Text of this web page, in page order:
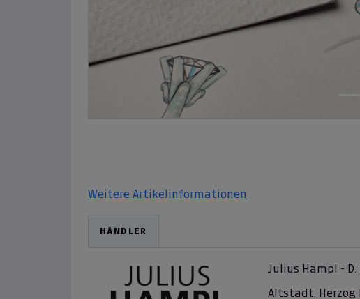
Weitere Artikelinformationen
HÄNDLER
Julius Hampl - D.
Altstadt, Herzog